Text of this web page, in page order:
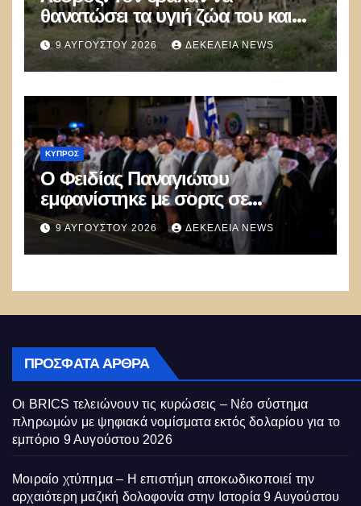
θανατώσει τα υγιή ζώα του και
πέθανε από την στενοχώρια του!
9 ΑΥΓΟΎΣΤΟΥ 2026 ΔΕΚΈΛΕΙΑ NEWS
ΚΎΠΡΟΣ
Ο Φειδίας Παναγιώτου
εμφανίστηκε με σορτς σε
εκδήλωση μνήμης για τους Ισαάκ
– Σολωμού και προκάλεσε
αντιδράσεις
9 ΑΥΓΟΎΣΤΟΥ 2026 ΔΕΚΈΛΕΙΑ NEWS
ΠΡΌΣΦΑΤΑ ΆΡΘΡΑ
Οι BRICS τελειώνουν τις κυρώσεις – Νέο σύστημα
πληρωμών με ψηφιακά νομίσματα εκτός δολαρίου για το
εμπόριο 9 Αυγούστου 2026
Μοιραίο χτύπημα – Η επιστήμη αποκωδικοποιεί την
αρχαιότερη μαζική δολοφονία στην Ιστορία 9 Αυγούστου